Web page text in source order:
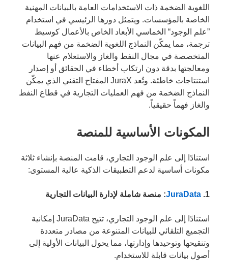
اللغوية الضخمة ذات الاستخدامات العامة بالبيانات المهنية
الخاصة بالمؤسسات. ويتمثل دورها الرئيسي في استخدام
”علم الوجود“ الخماسي الأبعاد الخاص بالأعمال كوسيط
ترجمة، مما يمكّن النماذج اللغوية الضخمة من فهم البيانات
المتخصصة في مجال النفط والغاز والاستعلام عنها
ومعالجتها بدقة دون ارتكاب أخطاء في الحقائق أو إصدار
استنتاجات خاطئة. وتُعد JuraX المفتاح التقني الذي يمكّن
النماذج الضخمة من فهم العمليات التجارية في قطاع النفط
والغاز فهماً حقيقياً.
المكونات الأساسية للمنصة
استنادًا إلى علم الوجود التجاري، قامت المنصة بإنشاء ثلاثة
مكونات أساسية لدعم التطبيقات الذكية عالية المستوى:
1.
JuraData: منصة شاملة لإدارة البيانات التجارية
استنادًا إلى علم الوجود التجاري، تتيح JuraData إمكانية
التجميع التلقائي للبيانات المتنوعة من مصادر متعددة
وتنقيحها وتوحيدها وإدارتها، مما يحول البيانات الأولية إلى
أصول بيانات قابلة للاستخدام.